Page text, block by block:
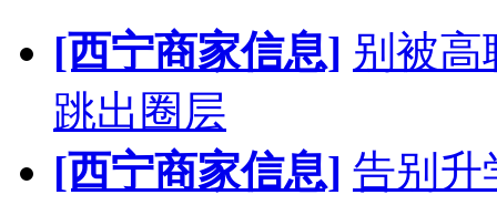
[西宁商家信息] 别被高
跳出圈层
[西宁商家信息] 告别升